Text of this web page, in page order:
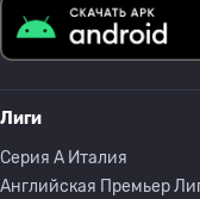
Лиги
Серия A Италия
Английская Премьер